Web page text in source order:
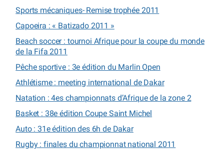
Sports mécaniques- Remise trophée 2011
Capoeira : « Batizado 2011 »
Beach soccer : tournoi Afrique pour la coupe du monde
de la Fifa 2011
Pêche sportive : 3e édition du Marlin Open
Athlétisme : meeting international de Dakar
Natation : 4es championnats d’Afrique de la zone 2
Basket : 38e édition Coupe Saint Michel
Auto : 31e édition des 6h de Dakar
Rugby : finales du championnat national 2011